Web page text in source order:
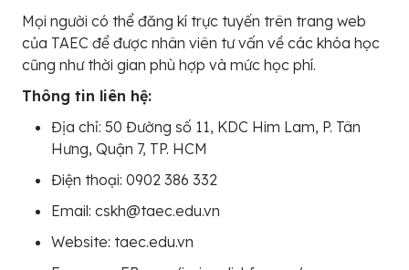
Mọi người có thể đăng kí trực tuyến trên trang web
của TAEC để được nhân viên tư vấn về các khóa học
cũng như thời gian phù hợp và mức học phí.
Thông tin liên hệ:
Địa chỉ: 50 Đường số 11, KDC Him Lam, P. Tân
Hưng, Quận 7, TP. HCM
Điện thoại: 0902 386 332
Email: cskh@taec.edu.vn
Website: taec.edu.vn